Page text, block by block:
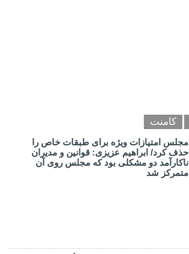
کامنت
مجلس امتیازات ویژه برای طبقات خاص را
حذف کرد/ ابراهیم عزیزی: قوانین و مدیران
ناکارآمد دو مشکلی بود که مجلس روی آن
متمرکز شد